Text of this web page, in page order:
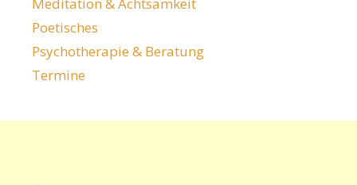
Poetisches
Psychotherapie & Beratung
Termine